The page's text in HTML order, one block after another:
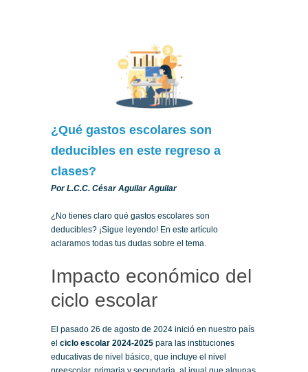
AL NEWSLETTER
¿Qué gastos escolares son
deducibles en este regreso a
clases?
Por L.C.C. César Aguilar Aguilar
¿No tienes claro qué gastos escolares son
deducibles? ¡Sigue leyendo! En este artículo
aclaramos todas tus dudas sobre el tema.
Impacto económico del
ciclo escolar
El pasado 26 de agosto de 2024 inició en nuestro país
el ciclo escolar 2024-2025 para las instituciones
educativas de nivel básico, que incluye el nivel